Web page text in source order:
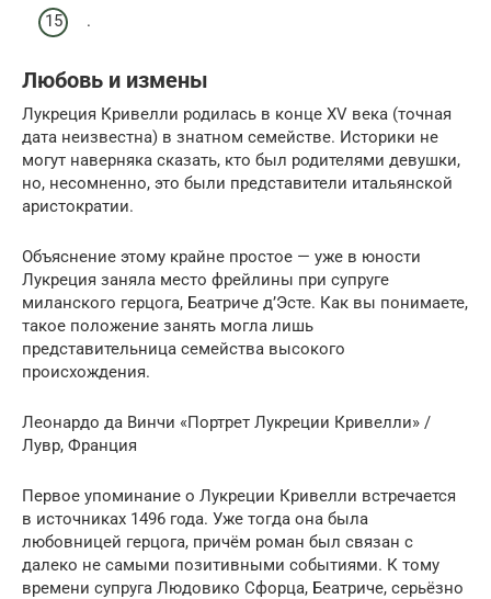
.
Любовь и измены
Лукреция Кривелли родилась в конце XV века (точная
дата неизвестна) в знатном семействе. Историки не
могут наверняка сказать, кто был родителями девушки,
но, несомненно, это были представители итальянской
аристократии.
Объяснение этому крайне простое — уже в юности
Лукреция заняла место фрейлины при супруге
миланского герцога, Беатриче д’Эсте. Как вы понимаете,
такое положение занять могла лишь
представительница семейства высокого
происхождения.
Леонардо да Винчи «Портрет Лукреции Кривелли» /
Лувр, Франция
Первое упоминание о Лукреции Кривелли встречается
в источниках 1496 года. Уже тогда она была
любовницей герцога, причём роман был связан с
далеко не самыми позитивными событиями. К тому
времени супруга Людовико Сфорца, Беатриче, серьёзно